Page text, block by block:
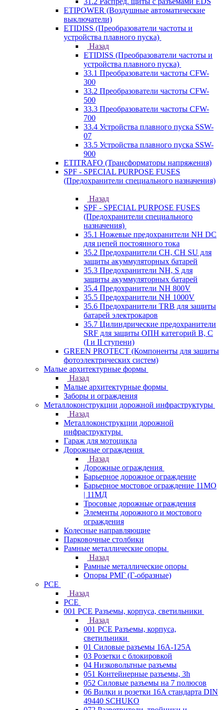
ETIPOWER (Воздушные автоматические
выключатели)
ETIDISS (Преобразователи частоты и
устройства плавного пуска)
Назад
ETIDISS (Преобразователи частоты и
устройства плавного пуска)
33.1 Преобразователи частоты CFW-
300
33.2 Преобразователи частоты CFW-
500
33.3 Преобразователи частоты CFW-
700
33.4 Устройства плавного пуска SSW-
07
33.5 Устройства плавного пуска SSW-
900
ETITRAFO (Трансформаторы напряжения)
SPF - SPECIAL PURPOSE FUSES
(Предохранители специального назначения)
Назад
SPF - SPECIAL PURPOSE FUSES
(Предохранители специального
назначения)
35.1 Ножевые предохранители NH DC
для цепей постоянного тока
35.2 Предохранители CH, CH SU для
защиты акуммуляторных батарей
35.3 Предохранители NH, S для
защиты акуммуляторных батарей
35.4 Предохранители NH 800V
35.5 Предохранители NH 1000V
35.6 Предохранители TRB для защиты
батарей электрокаров
35.7 Цилиндрические предохранители
SRF для защиты ОПН категорий B, C
(I и II ступени)
GREEN PROTECT (Компоненты для защиты
фотоэлектрических систем)
Малые архитектурные формы
Назад
Малые архитектурные формы
Заборы и ограждения
Металлоконструкции дорожной инфраструктуры
Назад
Металлоконструкции дорожной
инфраструктуры
Гараж для мотоцикла
Дорожные ограждения
Назад
Дорожные ограждения
Барьерное дорожное ограждение
Барьерное мостовое ограждение 11МО
| 11МД
Тросовые дорожные ограждения
Элементы дорожного и мостового
ограждения
Колесные направляющие
Парковочные столбики
Рамные металлические опоры
Назад
Рамные металлические опоры
Опоры РМГ (Г-образные)
PCE
Назад
PCE
001 PCE Разъемы, корпуса, светильники
Назад
001 PCE Разъемы, корпуса,
светильники
01 Силовые разъемы 16А-125А
03 Розетки с блокировкой
04 Низковольтные разъемы
051 Контейнерные разъемы, 3h
052 Силовые разъемы на 7 полюсов
06 Вилки и розетки 16A стандарта DIN
49440 SCHUKO